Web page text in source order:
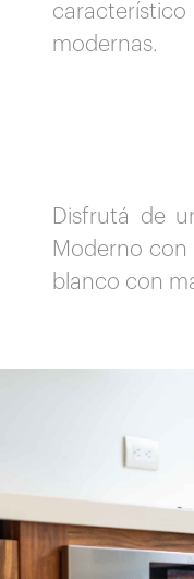
modernas.
Disfrutá de
Moderno con
blanco con